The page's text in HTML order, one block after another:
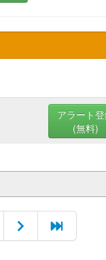
アラート
(無料)